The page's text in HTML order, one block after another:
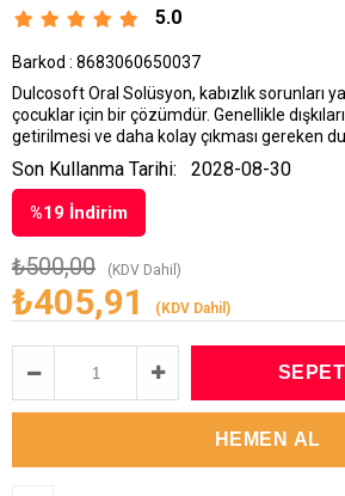
5.0
Barkod : 8683060650037
Dulcosoft Oral Solüsyon, kabızlık sorunları
çocuklar için bir çözümdür. Genellikle
getirilmesi ve daha kolay çıkması gereken
%19 İndirim
₺500,00 (KDV Dahil)
₺405,91 (KDV Dahil)
Son Kullanma Tarihi: 2028-08-30